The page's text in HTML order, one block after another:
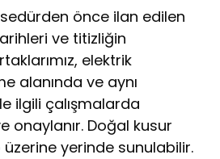
önce ilan edilen
ve titizliğin
elektrik
alanında ve aynı
ilgili çalışmalarda
onaylanır. Doğal kusur
yerinde sunulabilir.